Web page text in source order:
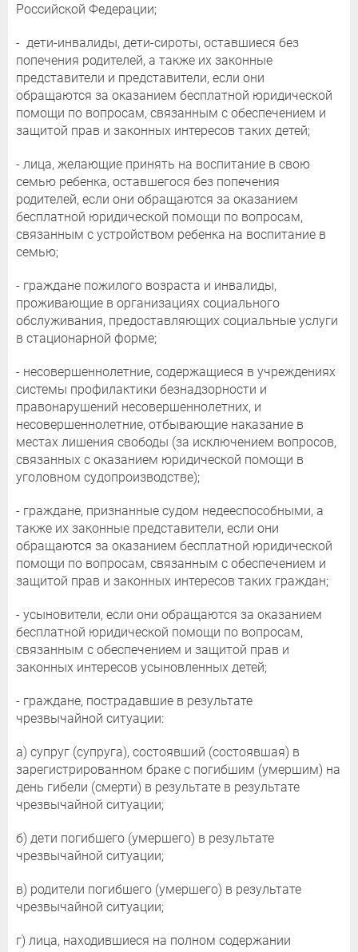
Российской Федерации;
- дети-инвалиды, дети-сироты, оставшиеся без
попечения родителей, а также их законные
представители и представители, если они
обращаются за оказанием бесплатной юридической
помощи по вопросам, связанным с обеспечением и
защитой прав и законных интересов таких детей;
- лица, желающие принять на воспитание в свою
семью ребенка, оставшегося без попечения
родителей, если они обращаются за оказанием
бесплатной юридической помощи по вопросам,
связанным с устройством ребенка на воспитание в
семью;
- граждане пожилого возраста и инвалиды,
проживающие в организациях социального
обслуживания, предоставляющих социальные услуги
в стационарной форме;
- несовершеннолетние, содержащиеся в учреждениях
системы профилактики безнадзорности и
правонарушений несовершеннолетних, и
несовершеннолетние, отбывающие наказание в
местах лишения свободы (за исключением вопросов,
связанных с оказанием юридической помощи в
уголовном судопроизводстве);
- граждане, признанные судом недееспособными, а
также их законные представители, если они
обращаются за оказанием бесплатной юридической
помощи по вопросам, связанным с обеспечением и
защитой прав и законных интересов таких граждан;
- усыновители, если они обращаются за оказанием
бесплатной юридической помощи по вопросам,
связанным с обеспечением и защитой прав и
законных интересов усыновленных детей;
- граждане, пострадавшие в результате
чрезвычайной ситуации:
а) супруг (супруга), состоявший (состоявшая) в
зарегистрированном браке с погибшим (умершим) на
день гибели (смерти) в результате в результате
чрезвычайной ситуации;
б) дети погибшего (умершего) в результате
чрезвычайной ситуации;
в) родители погибшего (умершего) в результате
чрезвычайной ситуации;
г) лица, находившиеся на полном содержании